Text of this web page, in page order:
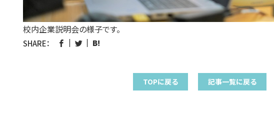
校内企業説明会の様子です。
SHARE：
TOPに戻る 記事一覧に戻る